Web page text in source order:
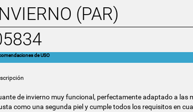
(PAR)
de USO
de invierno muy funcional, perfectamente adaptado a las
como una segunda piel y cumple todos los requisitos en